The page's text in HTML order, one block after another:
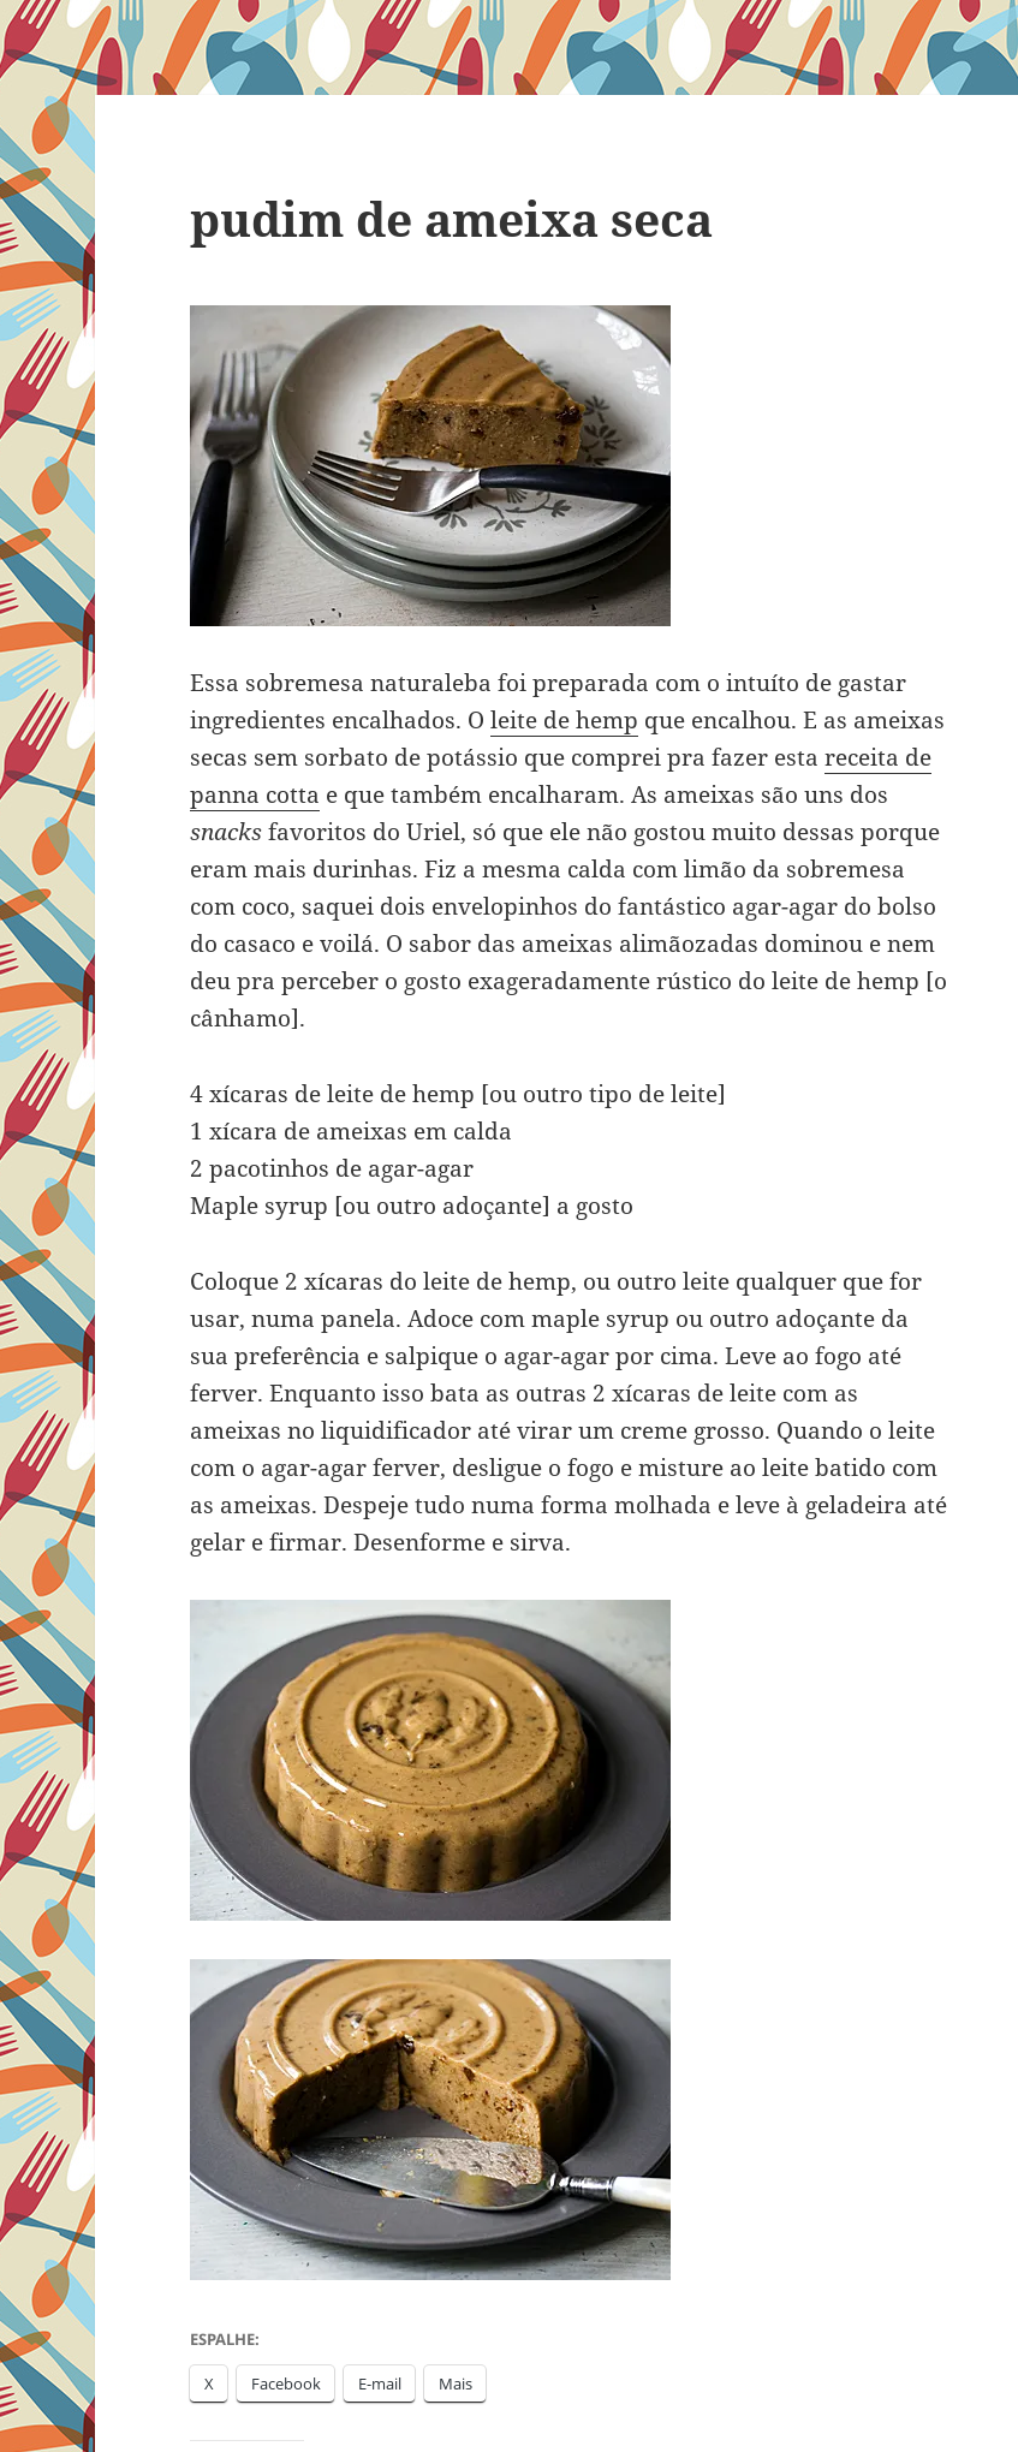
pudim de ameixa seca
Essa sobremesa naturaleba foi preparada com o intuíto de gastar
ingredientes encalhados. Oleite de hemp que encalhou. E as ameixas
secas sem sorbato de potássio que comprei pra fazer estareceita de
panna cotta e que também encalharam. As ameixas são uns dos
snacksfavoritos do Uriel, só que ele não gostou muito dessas porque
eram mais durinhas. Fiz a mesma calda com limão da sobremesa
com coco, saquei dois envelopinhos do fantástico agar-agar do bolso
do casaco e voilá. O sabor das ameixas alimãozadas dominou e nem
deu pra perceber o gosto exageradamente rústico do leite de hemp [o
cânhamo].
4 xícaras de leite de hemp [ou outro tipo de leite]
1 xícara de ameixas em calda
2 pacotinhos de agar-agar
Maple syrup [ou outro adoçante] a gosto
Coloque 2 xícaras do leite de hemp, ou outro leite qualquer que for
usar, numa panela. Adoce com maple syrup ou outro adoçante da
sua preferência e salpique o agar-agar por cima. Leve ao fogo até
ferver. Enquanto isso bata as outras 2 xícaras de leite com as
ameixas no liquidificador até virar um creme grosso. Quando o leite
com o agar-agar ferver, desligue o fogo e misture ao leite batido com
as ameixas. Despeje tudo numa forma molhada e leve à geladeira até
gelar e firmar. Desenforme e sirva.
ESPALHE:
X Facebook E-mail Mais